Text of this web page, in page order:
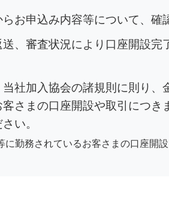
お申込み内容等について、確
、審査状況により口座開設
社加入協会の諸規則に則り
さまの口座開設や取引につき
い。
に勤務されているお客さまの口座開